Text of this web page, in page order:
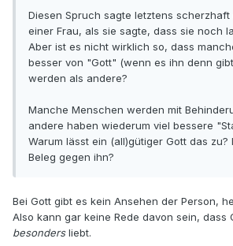
Diesen Spruch sagte letztens scherzhaft
einer Frau, als sie sagte, dass sie noch
Aber ist es nicht wirklich so, dass
besser von "Gott" (wenn es ihn denn
werden als andere?
Manche Menschen werden mit
andere haben wiederum viel bessere
Warum lässt ein (all)gütiger Gott das zu?
Beleg gegen ihn?
Bei Gott gibt es kein Ansehen der Person,
Also kann gar keine Rede davon sein, dass
besondersliebt.